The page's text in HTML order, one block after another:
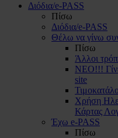
Διόδια/e-PASS
Πίσω
Διόδια/e-PASS
Θέλω να γίνω
Πίσω
Άλλοι
ΝΕΟ!!!
site
Χρήση
Κάρτας
Έχω e-PASS
Πίσω